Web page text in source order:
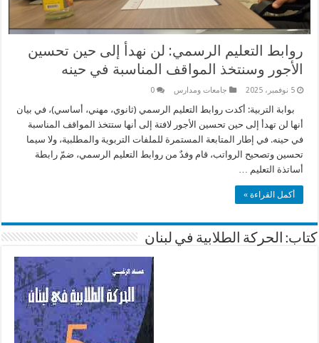
روابط التعليم الرسمي: لن نهدأ إلى حين تحسين
الأجور وسنتخذ المواقف المناسبة في حينه
5 نوفمبر، 2025 جامعات ومدارس 0
بوابة التربية: أكدت روابط التعليم الرسمي (ثانوي، مهني، أساسي)، في بيان
أنها لن تهدأ إلى حين تحسين الأجور لافتة إلى أنها ستتخذ المواقف المناسبة
في حينه. في إطار المتابعة المستمرة للملفات التربوية والمطلبية، ولا سيما
تحسين وتصحيح الرواتب، قام وفدٌ من روابط التعليم الرسمي، ضمّ رابطة
أساتذة التعليم …
أكمل القراءة »
كتاب: الحركة الطلابية في لبنان